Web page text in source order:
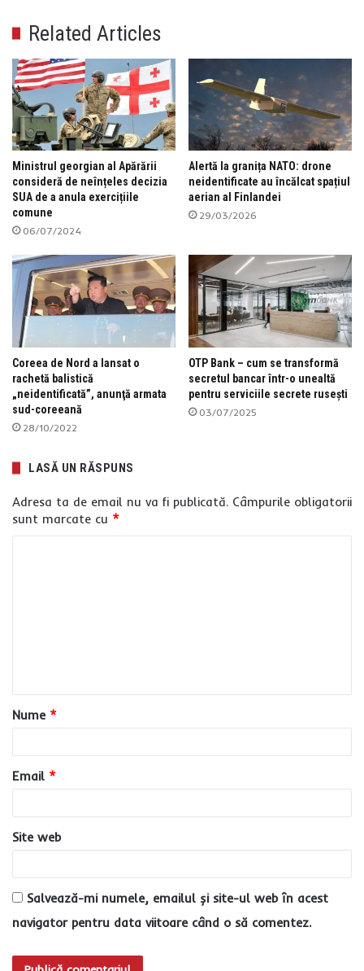
Related Articles
Ministrul georgian al Apărării
consideră de neînțeles decizia
SUA de a anula exercițiile
comune
06/07/2024
Alertă la granița NATO: drone
neidentificate au încălcat spațiul
aerian al Finlandei
29/03/2026
Coreea de Nord a lansat o
rachetă balistică
„neidentificată”, anunţă armata
sud-coreeană
28/10/2022
OTP Bank – cum se transformă
secretul bancar într-o unealtă
pentru serviciile secrete rusești
03/07/2025
LASĂ UN RĂSPUNS
Adresa ta de email nu va fi publicată. Câmpurile obligatorii
sunt marcate cu *
a
r
*
Nume *
Email *
Site web
Salvează-mi numele, emailul și site-ul web în acest
navigator pentru data viitoare când o să comentez.